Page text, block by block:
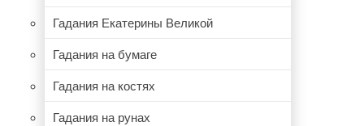
Гадания Екатерины Великой
Гадания на бумаге
Гадания на костях
Гадания на рунах